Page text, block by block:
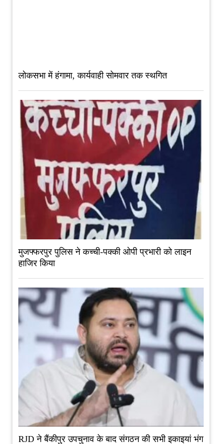
लोकसभा में हंगामा, कार्यवाही सोमवार तक स्थगित
मुजफ्फरपुर पुलिस ने कच्ची-पक्की ओपी प्रभारी को लाइन
हाजिर किया
RJD ने बैंकीपुर उपचुनाव के बाद संगठन की सभी इकाइयां भंग